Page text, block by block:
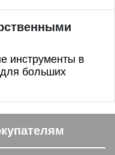
инструменты в
больших